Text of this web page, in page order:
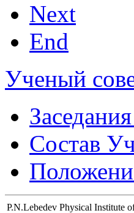
Next
End
Ученый
Состав
P.N.Lebedev Physical Institute